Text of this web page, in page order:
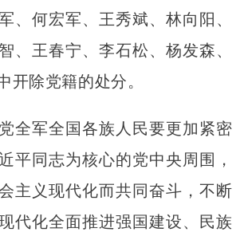
、何宏军、王秀斌、林向阳、
、王春宁、李石松、杨发森、
开除党籍的处分。
全军全国各族人民要更加紧密
平同志为核心的党中央周围，
主义现代化而共同奋斗，不断
代化全面推进强国建设、民族